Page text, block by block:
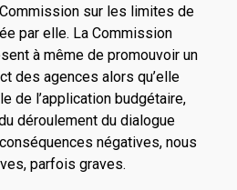
sur les limites de
par elle. La Commission
à même de promouvoir un
des agences alors qu’elle
de l’application budgétaire,
déroulement du dialogue
négatives, nous
parfois graves.